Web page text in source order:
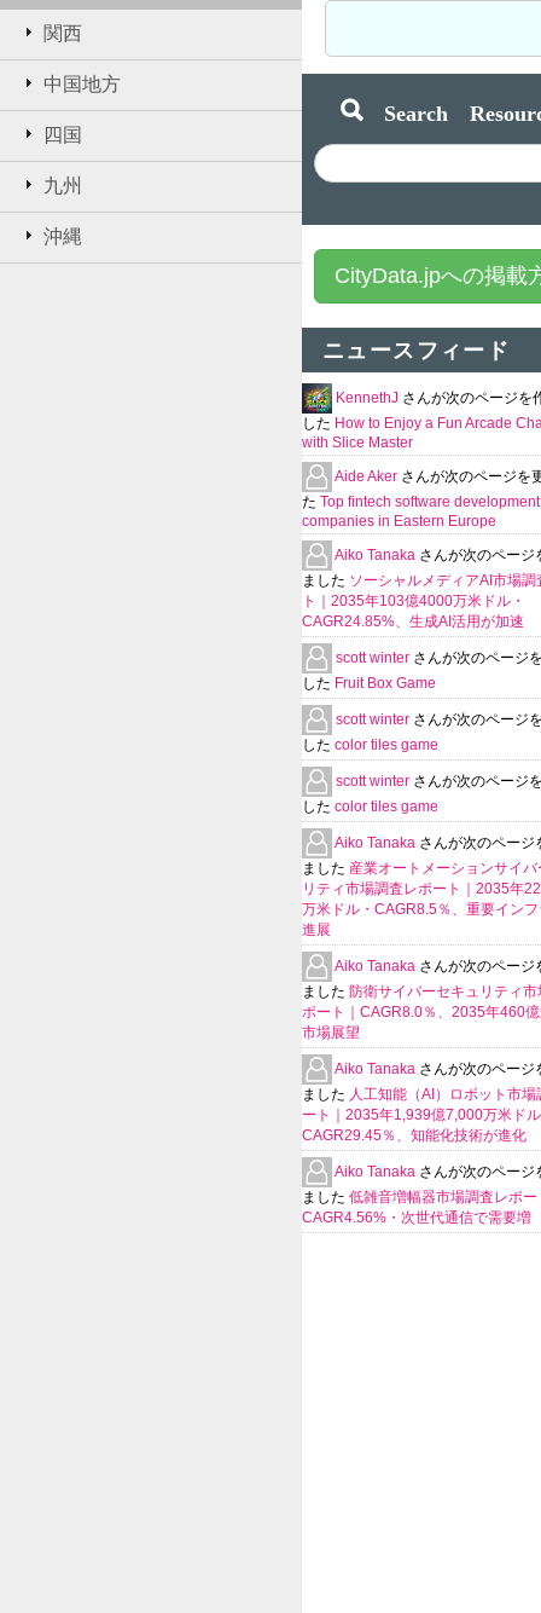
関西
中国地方
四国
九州
沖縄
Search
CityData.jpへの掲載
ニュースフィード
KennethJ さんが次のページを
した How to Enjoy a Fun Arcade
with Slice Master
Aide Aker さんが次のページを
た Top fintech software development
companies in Eastern Europe
Aiko Tanaka さんが次のページ
ました ソーシャルメディアAI市場調
ト｜2035年103億4000万米ドル・
CAGR24.85%、生成AI活用が加速
scott winter さんが次のページ
した Fruit Box Game
scott winter さんが次のページ
した color tiles game
scott winter さんが次のページ
した color tiles game
Aiko Tanaka さんが次のページ
ました 産業オートメーションサイ
リティ市場調査レポート｜2035年
万米ドル・CAGR8.5％、重要イン
進展
Aiko Tanaka さんが次のページ
ました 防衛サイバーセキュリティ
ポート｜CAGR8.0％、2035年460
市場展望
Aiko Tanaka さんが次のページ
ました 人工知能（AI）ロボット市場
ート｜2035年1,939億7,000万米ド
CAGR29.45％、知能化技術が進化
Aiko Tanaka さんが次のページ
ました 低雑音増幅器市場調査レポー
CAGR4.56%・次世代通信で需要増